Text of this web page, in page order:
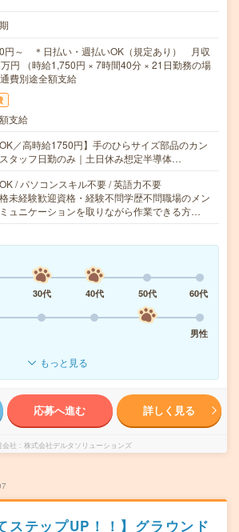
円～ ＊日払い・週払いOK（規定あり） 月収
円 （時給1,750円 × 7時間40分 × 21日勤務の場
費別途全額支給
支給
OK／高時給1750円】手のひらサイズ部品のカン
タッフ日勤のみ｜土日休み想定半導体…
/ パソコンスキル不要 / 英語力不要
未経験歓迎資格・経験不問学歴不問職場のメン
ュニケーションを取りながら作業できる方…
30代 40代 50代
60代
男性
もっと見る
応募へ進む 詳しく見る
社 株式会社デルタソリューションズ
ステップUP！！】グラウンド